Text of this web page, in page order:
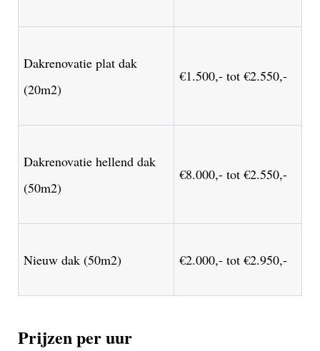
Dakrenovatie plat dak
(20m2)
€1.500,- tot €2.550,-
Dakrenovatie hellend dak
(50m2)
€8.000,- tot €2.550,-
Nieuw dak (50m2) €2.000,- tot €2.950,-
Prijzen per uur